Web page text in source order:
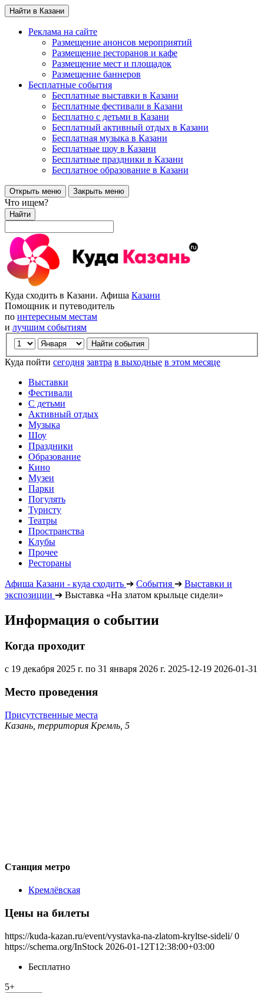
Найти в Казани
Реклама на сайте
Размещение анонсов мероприятий
Размещение ресторанов и кафе
Размещение мест и площадок
Размещение баннеров
Бесплатные события
Бесплатные выставки в Казани
Бесплатные фестивали в Казани
Бесплатно с детьми в Казани
Бесплатный активный отдых в Казани
Бесплатная музыка в Казани
Бесплатные шоу в Казани
Бесплатные праздники в Казани
Бесплатное образование в Казани
Открыть меню Закрыть меню
Что ищем?
Найти
Куда сходить в Казани. Афиша Казани
Помощник и путеводитель
по интересным местам
и лучшим событиям
Куда пойти сегодня завтра в выходные в этом месяце
Выставки
Фестивали
С детьми
Активный отдых
Музыка
Шоу
Праздники
Образование
Кино
Музеи
Парки
Погулять
Туристу
Театры
Пространства
Клубы
Прочее
Рестораны
Афиша Казани - куда сходить ➔ События ➔ Выставки и
экспозиции ➔ Выставка «На златом крыльце сидели»
Информация о событии
Когда проходит
с 19 декабря 2025 г. по 31 января 2026 г. 2025-12-19 2026-01-31
Место проведения
Присутственные места
Казань, территория Кремль, 5
Станция метро
Кремлёвская
Цены на билеты
https://kuda-kazan.ru/event/vystavka-na-zlatom-kryltse-sideli/ 0
https://schema.org/InStock 2026-01-12T12:38:00+03:00
Бесплатно
5+